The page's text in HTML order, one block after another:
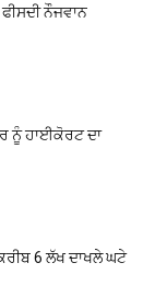
ਨੌਜਵਾਨ
ਨੂੰ ਹਾਈਕੋਰਟ ਦਾ
6 ਲੱਖ ਦਾਖਲੇ ਘਟੇ